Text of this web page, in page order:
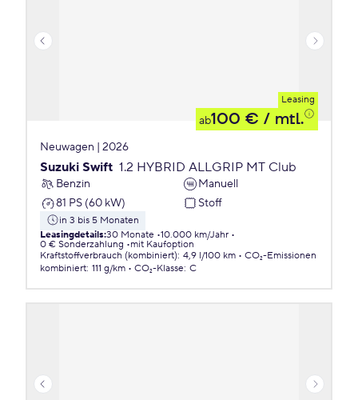
Leasing
ab100 € / mtl.
Neuwagen | 2026
Suzuki Swift 1.2 HYBRID ALLGRIP MT Club
Benzin
Manuell
81 PS (60 kW)
Stoff
in 3 bis 5 Monaten
Leasingdetails:30 Monate 10.000 km/Jahr
0 € Sonderzahlung
mit Kaufoption
Kraftstoffverbrauch (kombiniert): 4,9 l/100 km
CO₂-Emissionen
kombiniert: 111 g/km CO₂-Klasse: C